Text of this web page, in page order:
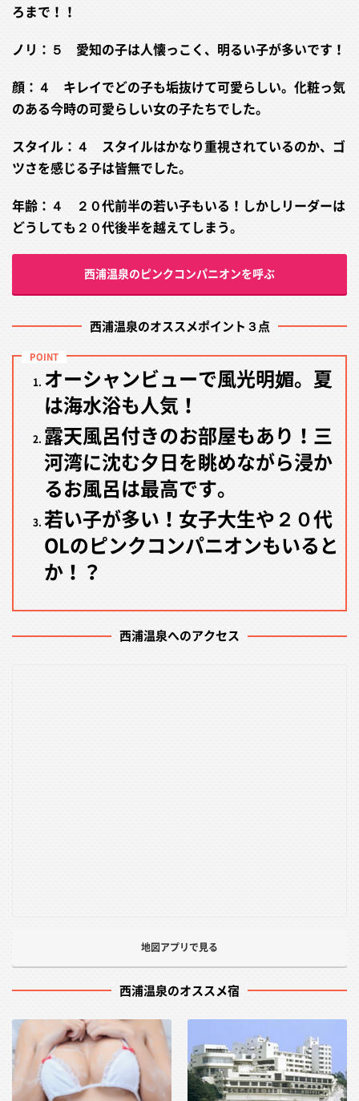
ろまで！！
ノリ：５ 愛知の子は人懐っこく、明るい子が多いです！
顔：４ キレイでどの子も垢抜けて可愛らしい。化粧っ気
のある今時の可愛らしい女の子たちでした。
スタイル：４ スタイルはかなり重視されているのか、ゴ
ツさを感じる子は皆無でした。
年齢：４ ２０代前半の若い子もいる！しかしリーダーは
どうしても２０代後半を越えてしまう。
西浦温泉のピンクコンパニオンを呼ぶ
西浦温泉のオススメポイント３点
オーシャンビューで風光明媚。夏
は海水浴も人気！
露天風呂付きのお部屋もあり！三
河湾に沈む夕日を眺めながら浸か
るお風呂は最高です。
若い子が多い！女子大生や２０代
OLのピンクコンパニオンもいると
か！？
西浦温泉へのアクセス
地図アプリで見る
西浦温泉のオススメ宿